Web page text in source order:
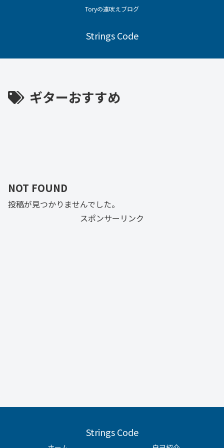
Toryの遠吠えブログ
Strings Code
ギターおすすめ
NOT FOUND
投稿が見つかりませんでした。
スポンサーリンク
Strings Code